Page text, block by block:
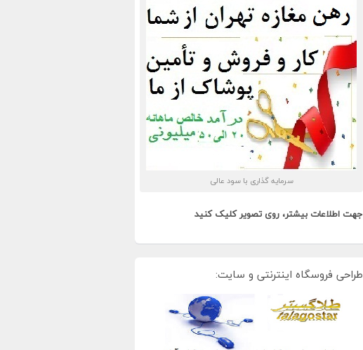
سرمایه گذاری با سود عالی
جهت اطلاعات بیشتر، روی تصویر کلیک کنید
طراحی فروسگاه اینترنتی و سایت: